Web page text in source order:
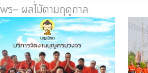
ร- ผลไม้ตามฤดูกาล